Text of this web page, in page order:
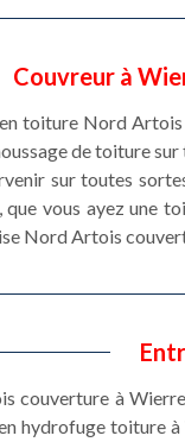
Couvreur à
toiture Nord
de toiture
sur toutes
que vous ayez une
Nord Artois
couverture à
hydrofuge toiture